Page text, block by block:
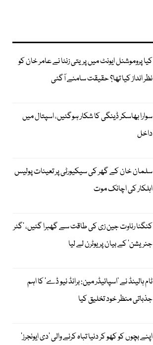
کیا پروموشنل ایونٹ میں پریتی زنٹا نے عامر خان کو
نظر انداز کیا تھا؟ حقیقت سامنے آگئی
سوارا بھاسکر ڈینگی کا شکار ہوگئیں، اسپتال میں
داخل
سلمان خان کے گھر کی سیکیورٹی پر تعینات پولیس
اہلکار کی اچانک موت
کنگنا رناوت جین زی کی طاقت سے گھبرا گئیں، ’گٹر
جنریشن‘ کے بیان پر یوٹرن لے لیا
ٹام ہالینڈ نے ’اسپائیڈر مین: برانڈ نیو ڈے‘ کا اہم
جذباتی منظر خود تخلیق کیا
اپنے بچوں کو کھو کر دنیا تباہ کرنے والی ’دی ایونجرز‘